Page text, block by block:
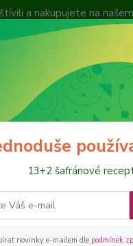
a nakupujete na
Hledat
13+2 šafránové
novinky e-mailem dle podmínek